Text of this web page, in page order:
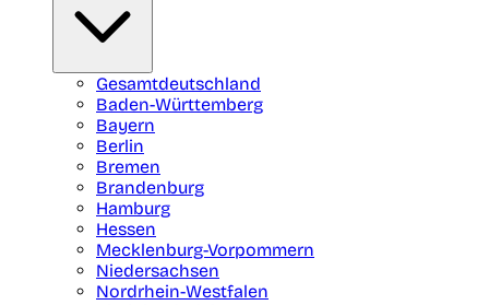
Gesamtdeutschland
Baden-Württemberg
Bayern
Berlin
Bremen
Brandenburg
Hamburg
Hessen
Mecklenburg-Vorpommern
Niedersachsen
Nordrhein-Westfalen